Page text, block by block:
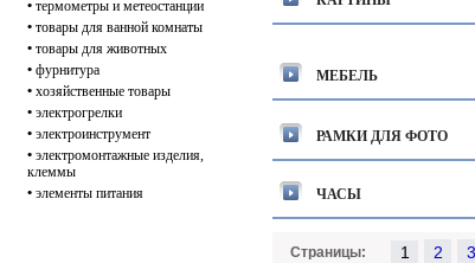
• термометры и метеостанции
• товары для ванной комнаты
• товары для животных
• фурнитура
• хозяйственные товары
• электрогрелки
• электроинструмент
• электромонтажные изделия,
клеммы
• элементы питания
МЕБЕЛЬ
РАМКИ ДЛЯ ФОТО
ЧАСЫ
Страницы: 1